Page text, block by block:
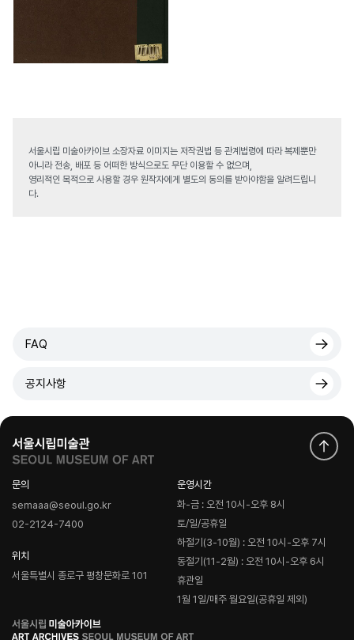
서울시립 미술아카이브 소장자료 이미지는 저작권법 등 관계법령에 따라 복제뿐만
아니라 전송, 배포 등 어떠한 방식으로도 무단 이용할 수 없으며,
영리적인 목적으로 사용할 경우 원작자에게 별도의 동의를 받아야함을 알려드립니
다.
FAQ
공지사항
문의
semaaa@seoul.go.kr
02-2124-7400
위치
서울특별시 종로구 평창문화로 101
운영시간
화-금 : 오전 10시-오후 8시
토/일/공휴일
하절기(3-10월) : 오전 10시-오후 7시
동절기(11-2월) : 오전 10시-오후 6시
휴관일
1월 1일/매주 월요일(공휴일 제외)
로
고